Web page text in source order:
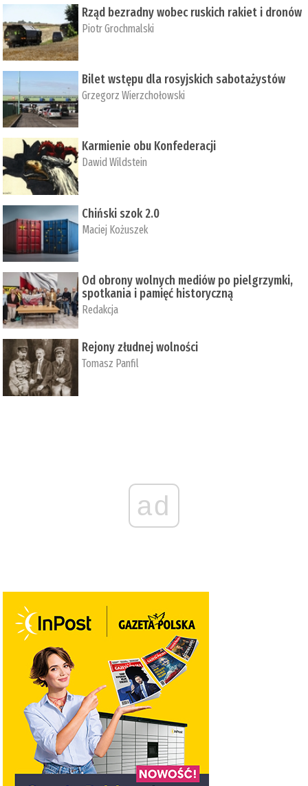
Rząd bezradny wobec ruskich rakiet i dronów
Piotr Grochmalski
Bilet wstępu dla rosyjskich sabotażystów
Grzegorz Wierzchołowski
Karmienie obu Konfederacji
Dawid Wildstein
Chiński szok 2.0
Maciej Kożuszek
Od obrony wolnych mediów po pielgrzymki,
spotkania i pamięć historyczną
Redakcja
Rejony złudnej wolności
Tomasz Panfil
ad